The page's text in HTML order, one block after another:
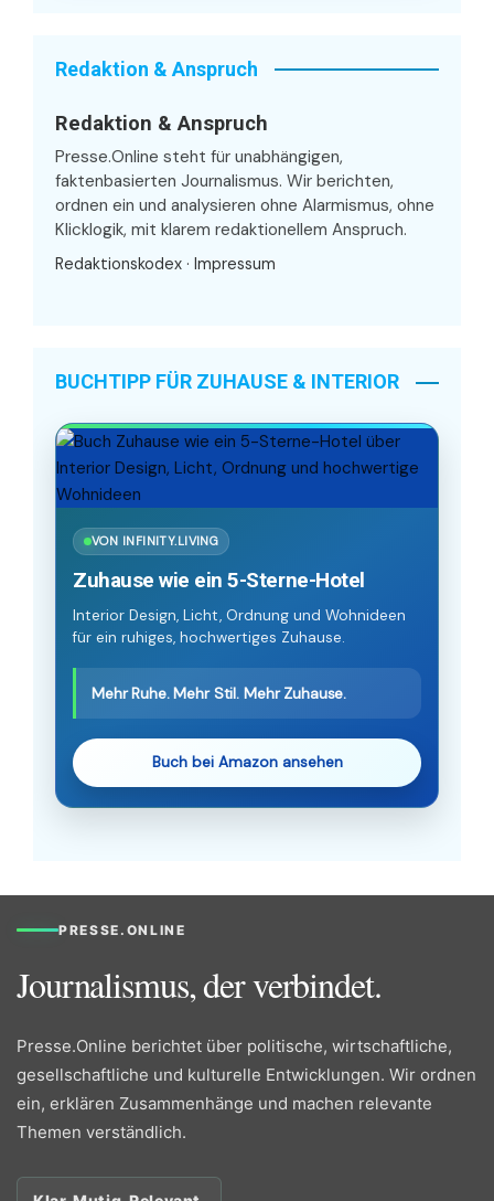
Redaktion & Anspruch
Redaktion & Anspruch
Presse.Online steht für unabhängigen,
faktenbasierten Journalismus. Wir berichten,
ordnen ein und analysieren ohne Alarmismus, ohne
Klicklogik, mit klarem redaktionellem Anspruch.
Redaktionskodex · Impressum
BUCHTIPP FÜR ZUHAUSE & INTERIOR
VON INFINITY.LIVING
Zuhause wie ein 5-Sterne-Hotel
Interior Design, Licht, Ordnung und Wohnideen
für ein ruhiges, hochwertiges Zuhause.
Mehr Ruhe. Mehr Stil. Mehr Zuhause.
Buch bei Amazon ansehen
PRESSE.ONLINE
Journalismus, der verbindet.
Presse.Online berichtet über politische, wirtschaftliche,
gesellschaftliche und kulturelle Entwicklungen. Wir ordnen
ein, erklären Zusammenhänge und machen relevante
Themen verständlich.